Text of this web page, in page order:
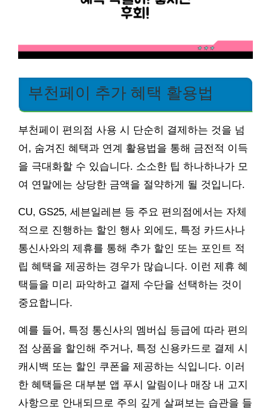
부천페이 추가 혜택 활용법
부천페이 편의점 사용 시 단순히 결제하는 것을 넘
어, 숨겨진 혜택과 연계 활용법을 통해 금전적 이득
을 극대화할 수 있습니다. 소소한 팁 하나하나가 모
여 연말에는 상당한 금액을 절약하게 될 것입니다.
CU, GS25, 세븐일레븐 등 주요 편의점에서는 자체
적으로 진행하는 할인 행사 외에도, 특정 카드사나
통신사와의 제휴를 통해 추가 할인 또는 포인트 적
립 혜택을 제공하는 경우가 많습니다. 이런 제휴 혜
택들을 미리 파악하고 결제 수단을 선택하는 것이
중요합니다.
예를 들어, 특정 통신사의 멤버십 등급에 따라 편의
점 상품을 할인해 주거나, 특정 신용카드로 결제 시
캐시백 또는 할인 쿠폰을 제공하는 식입니다. 이러
한 혜택들은 대부분 앱 푸시 알림이나 매장 내 고지
사항으로 안내되므로 주의 깊게 살펴보는 습관을 들